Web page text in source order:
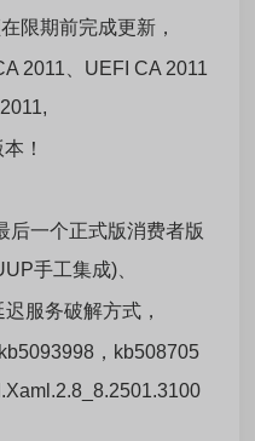
限期前完成更新，
2011、UEFI CA 2011
！
后一个正式版消费者版
手工集成)、
服务破解方式，
，kb508705